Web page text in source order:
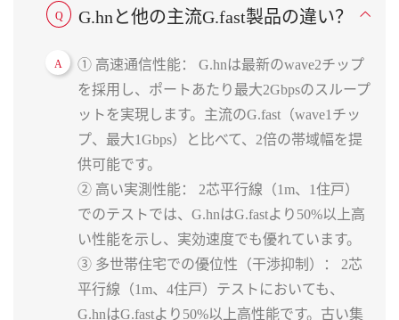
Q G.hnと他の主流G.fast製品の違い？
A
① 高速通信性能： G.hnは最新のwave2チップ
を採用し、ポートあたり最大2Gbpsのスループ
ットを実現します。主流のG.fast（wave1チッ
プ、最大1Gbps）と比べて、2倍の帯域幅を提
供可能です。
② 高い実測性能： 2芯平行線（1m、1住戸）
でのテストでは、G.hnはG.fastより50%以上高
い性能を示し、実効速度でも優れています。
③ 多世帯住宅での優位性（干渉抑制）： 2芯
平行線（1m、4住戸）テストにおいても、
G.hnはG.fastより50%以上高性能です。古い集